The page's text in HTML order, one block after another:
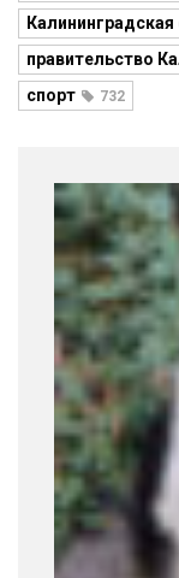
правительство
спорт 732